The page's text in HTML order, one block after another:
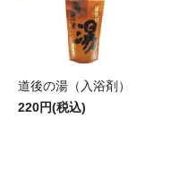
道後の湯（入浴剤）
220円(税込)